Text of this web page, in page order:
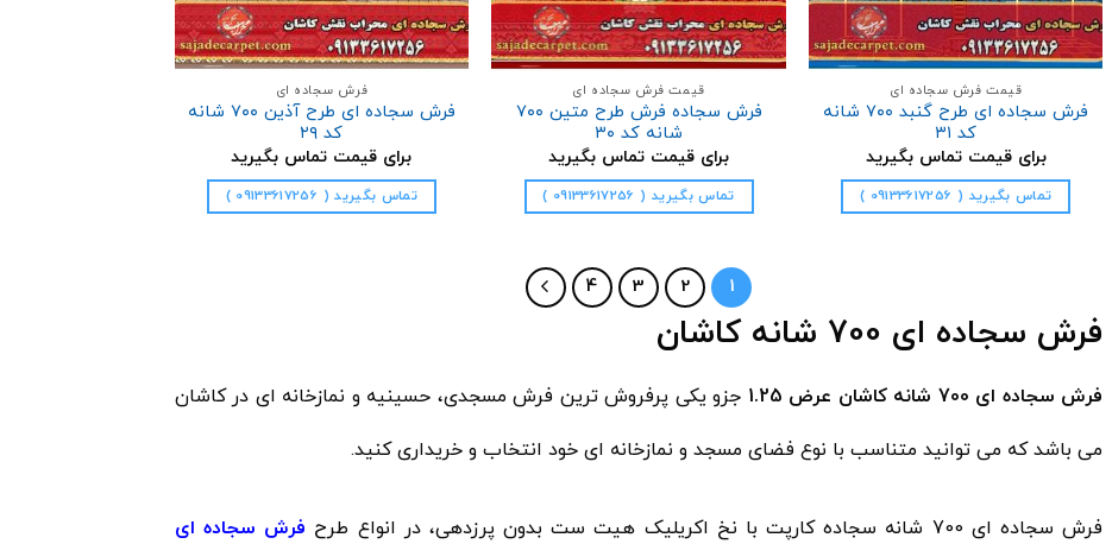
قیمت فرش سجاده ای
فرش سجاده ای طرح گنبد ۷۰۰ شانه
کد ۳۱
برای قیمت تماس بگیرید
تماس بگیرید ( 09133617256 )
قیمت فرش سجاده ای
فرش سجاده فرش طرح متین ۷۰۰
شانه کد ۳۰
برای قیمت تماس بگیرید
تماس بگیرید ( 09133617256 )
فرش سجاده ای
فرش سجاده ای طرح آذین ۷۰۰ شانه
کد ۲۹
برای قیمت تماس بگیرید
تماس بگیرید ( 09133617256 )
1
2
3
4
فرش سجاده ای 700 شانه کاشان
فرش سجاده ای 700 شانه کاشان عرض 1.25 جزو یکی پرفروش ترین فرش مسجدی، حسینیه و نمازخانه ای در کاشان
می باشد که می توانید متناسب با نوع فضای مسجد و نمازخانه ای خود انتخاب و خریداری کنید.
فرش سجاده ای فرش سجاده ای